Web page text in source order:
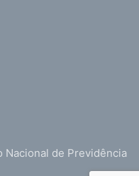
de Previdência